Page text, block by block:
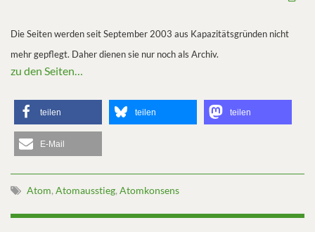
Die Seiten werden seit September 2003 aus Kapazitätsgründen nicht
mehr gepflegt. Daher dienen sie nur noch als Archiv.
zu den Seiten…
teilen teilen teilen
E-Mail
Atom, Atomausstieg, Atomkonsens